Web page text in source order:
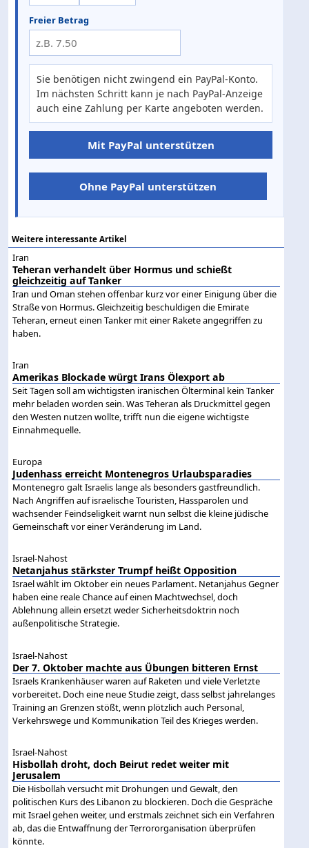
Freier Betrag
Sie benötigen nicht zwingend ein PayPal-Konto.
Im nächsten Schritt kann je nach PayPal-Anzeige
auch eine Zahlung per Karte angeboten werden.
Mit PayPal unterstützen
Ohne PayPal unterstützen
Weitere interessante Artikel
Iran
Teheran verhandelt über Hormus und schießt
gleichzeitig auf Tanker
Iran und Oman stehen offenbar kurz vor einer Einigung über die
Straße von Hormus. Gleichzeitig beschuldigen die Emirate
Teheran, erneut einen Tanker mit einer Rakete angegriffen zu
haben.
Iran
Amerikas Blockade würgt Irans Ölexport ab
Seit Tagen soll am wichtigsten iranischen Ölterminal kein Tanker
mehr beladen worden sein. Was Teheran als Druckmittel gegen
den Westen nutzen wollte, trifft nun die eigene wichtigste
Einnahmequelle.
Europa
Judenhass erreicht Montenegros Urlaubsparadies
Montenegro galt Israelis lange als besonders gastfreundlich.
Nach Angriffen auf israelische Touristen, Hassparolen und
wachsender Feindseligkeit warnt nun selbst die kleine jüdische
Gemeinschaft vor einer Veränderung im Land.
Israel-Nahost
Netanjahus stärkster Trumpf heißt Opposition
Israel wählt im Oktober ein neues Parlament. Netanjahus Gegner
haben eine reale Chance auf einen Machtwechsel, doch
Ablehnung allein ersetzt weder Sicherheitsdoktrin noch
außenpolitische Strategie.
Israel-Nahost
Der 7. Oktober machte aus Übungen bitteren Ernst
Israels Krankenhäuser waren auf Raketen und viele Verletzte
vorbereitet. Doch eine neue Studie zeigt, dass selbst jahrelanges
Training an Grenzen stößt, wenn plötzlich auch Personal,
Verkehrswege und Kommunikation Teil des Krieges werden.
Israel-Nahost
Hisbollah droht, doch Beirut redet weiter mit
Jerusalem
Die Hisbollah versucht mit Drohungen und Gewalt, den
politischen Kurs des Libanon zu blockieren. Doch die Gespräche
mit Israel gehen weiter, und erstmals zeichnet sich ein Verfahren
ab, das die Entwaffnung der Terrororganisation überprüfen
könnte.